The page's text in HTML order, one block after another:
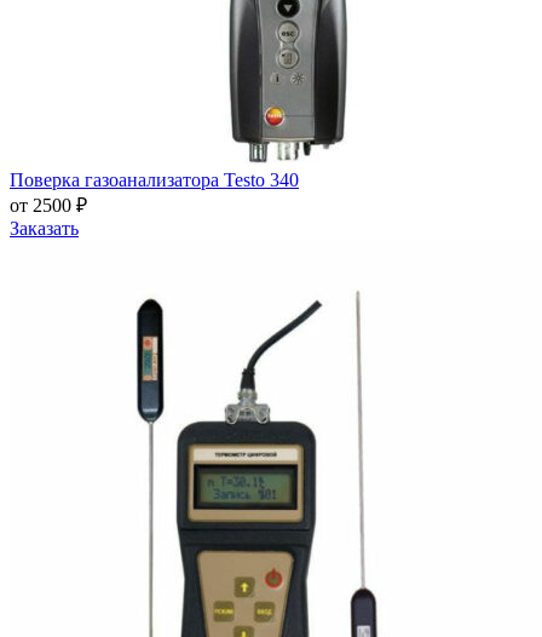
Поверка газоанализатора Testo 340
от 2500 ₽
Заказать